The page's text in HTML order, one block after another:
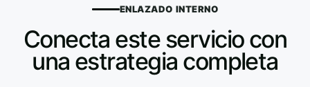
ENLAZADO INTERNO
Conecta este servicio con
una estrategia completa